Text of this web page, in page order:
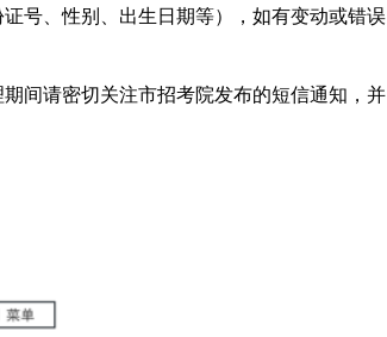
号、性别、出生日期等），如有变动或错误
间请密切关注市招考院发布的短信通知，并